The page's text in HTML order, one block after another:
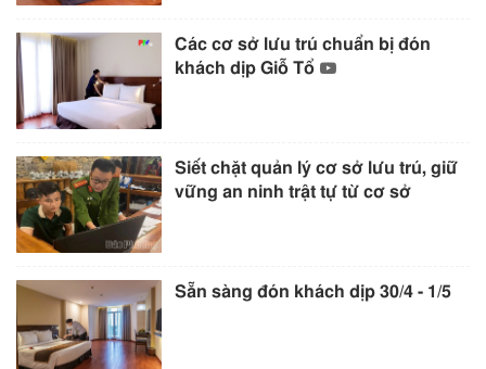
Các cơ sở lưu trú chuẩn bị đón
khách dịp Giỗ Tổ
Siết chặt quản lý cơ sở lưu trú, giữ
vững an ninh trật tự từ cơ sở
Sẵn sàng đón khách dịp 30/4 - 1/5